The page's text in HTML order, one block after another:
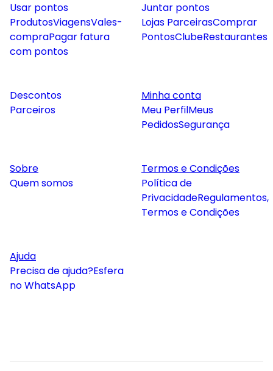
Usar pontos
ProdutosViagensVales-
compraPagar fatura
com pontos
Juntar pontos
Lojas ParceirasComprar
PontosClubeRestaurantes
Descontos
Parceiros
Minha conta
Meu PerfilMeus
PedidosSegurança
Sobre
Quem somos
Termos e Condições
Política de
PrivacidadeRegulamentos,
Termos e Condições
Ajuda
Precisa de ajuda?Esfera
no WhatsApp